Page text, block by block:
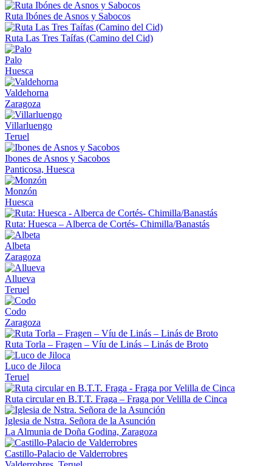
Ruta Ibónes de Asnos y Sabocos
Ruta Las Tres Taífas (Camino del Cid)
Palo
Huesca
Valdehorna
Zaragoza
Villarluengo
Teruel
Ibones de Asnos y Sacobos
Panticosa, Huesca
Monzón
Huesca
Ruta: Huesca – Alberca de Cortés- Chimilla/Banastás
Albeta
Zaragoza
Allueva
Teruel
Codo
Zaragoza
Ruta Torla – Fragen – Víu de Linás – Linás de Broto
Luco de Jiloca
Teruel
Ruta circular en B.T.T. Fraga – Fraga por Velilla de Cinca
Iglesia de Nstra. Señora de la Asunción
La Almunia de Doña Godina, Zaragoza
Castillo-Palacio de Valderrobres